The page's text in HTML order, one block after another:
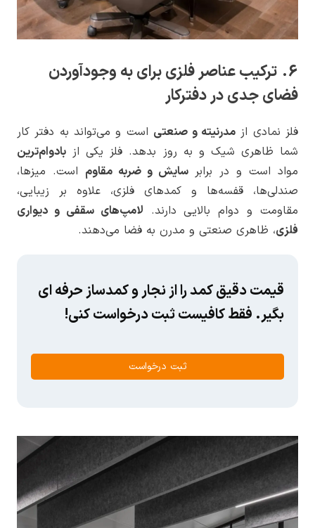
6. ترکیب عناصر فلزی برای به وجودآوردن
فضای جدی در دفترکار
فلز نمادی ازمدرنیته و صنعتی است و می‌تواند به دفتر کار
شما ظاهری شیک و به روز بدهد. فلز یکی از بادوام‌ترین
مواد است و در برابرسایش و ضربه مقاوم است. میزها،
صندلی‌ها، قفسه‌ها و کمدهای فلزی، علاوه بر زیبایی،
مقاومت و دوام بالایی دارند. لامپ‌های سقفی و دیواری
فلزی، ظاهری صنعتی و مدرن به فضا می‌دهند.
قیمت دقیق کمد را از نجار و کمدساز حرفه ای
بگیر. فقط کافیست ثبت درخواست کنی!
ثبت درخواست